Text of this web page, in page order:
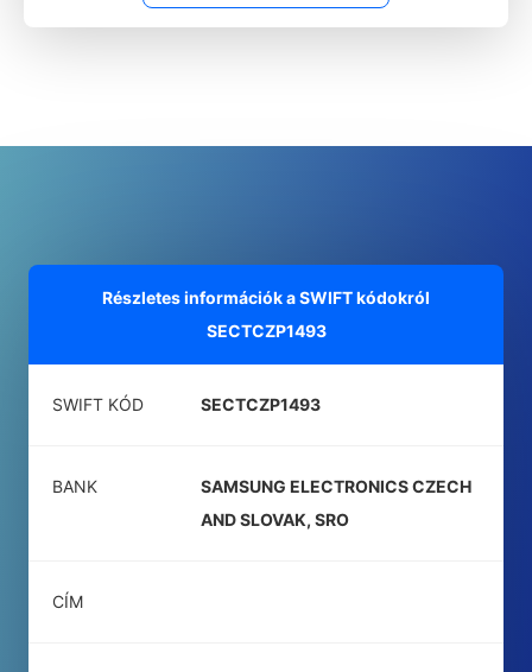
Részletes információk a SWIFT kódokról
SECTCZP1493
SWIFT KÓD SECTCZP1493
BANK
SAMSUNG ELECTRONICS CZECH
AND SLOVAK, SRO
CÍM